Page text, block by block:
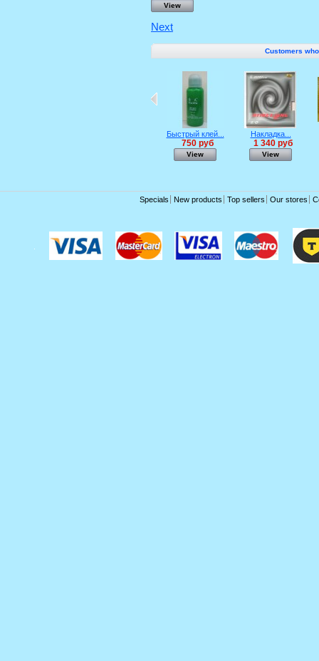
View
Next
Customers
Быстрый клей...
750 руб
View
Накладка...
1 340 руб
View
Specials New products Top sellers Our stores